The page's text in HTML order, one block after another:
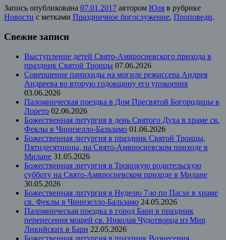
Запись опубликована 07.01.2017 автором Юля в рубрике
Новости с метками Праздничное богослужение, Проповеди.
Свежие записи
Выступление детей Свято-Амвросиевского прихода в
праздник Святой Троицы 07.06.2026
Совершение панихиды на могиле режиссера Андрея
Андреева во вторую годовщину его упокоения
03.06.2026
Паломническая поездка в Дом Пресвятой Богородицы в
Лорето 02.06.2026
Божественная литургия в день Святого Духа в храме св.
Феклы в Чинизелло-Бальзамо 01.06.2026
Божественная литургия в праздник Святой Троицы,
Пятидесятницы, на Свято-Амвросиевском приходе в
Милане 31.05.2026
Божественная литургия в Троицкую родительскую
субботу на Свято-Амвросиевском приходе в Милане
30.05.2026
Божественная литургия в Неделю 7-ю по Пасхе в храме
св. Феклы в Чинизелло-Бальзамо 24.05.2026
Паломническая поездка в город Бари в праздник
перенесения мощей св. Николая Чудотворца из Мир
Ликийских в Бари 22.05.2026
Божественная литургия в праздник Вознесения